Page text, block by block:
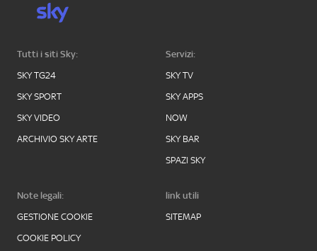
Tutti i siti Sky:
SKY TG24
SKY SPORT
SKY VIDEO
ARCHIVIO SKY ARTE
Servizi:
SKY TV
SKY APPS
NOW
SKY BAR
SPAZI SKY
Note legali:
GESTIONE COOKIE
COOKIE POLICY
link utili
SITEMAP